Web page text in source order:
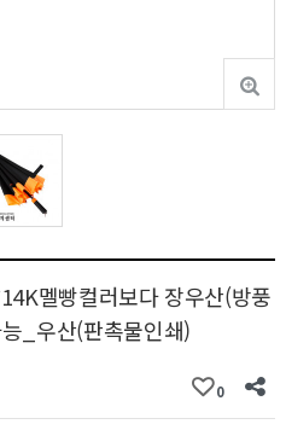
멜빵컬러보다 장우산(방풍
_우산(판촉물인쇄)
0